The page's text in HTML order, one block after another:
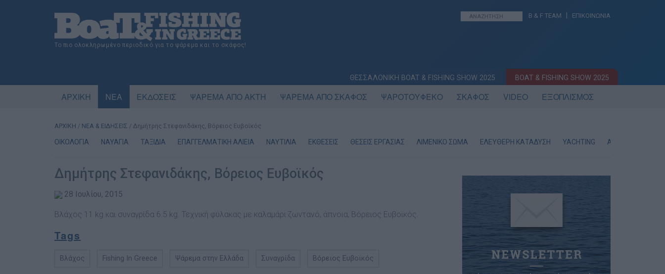
Το πιο ολοκληρωμένο περιοδικό για το ψάρεμα και το σκάφος!
B & F TEAM ΕΠΙΚΟΙΝΩΝΙΑ
ΘΕΣΣΑΛΟΝΙΚΗ BOAT & FISHING SHOW 2025 BOAT & FISHING SHOW 2025
ΑΡΧΙΚΗ ΝΕΑ ΕΚΔΟΣΕΙΣ ΨΑΡΕΜΑ ΑΠΟ ΑΚΤΗ ΨΑΡΕΜΑ ΑΠΟ ΣΚΑΦΟΣ ΨΑΡΟΤΟΥΦΕΚΟ ΣΚΑΦΟΣ VIDEO ΕΞΟΠΛΙΣΜΟΣ
ΑΡΧΙΚΗ / ΝΕΑ & ΕΙΔΗΣΕΙΣ / Δημήτρης Στεφανιδάκης, Βόρειος Ευβοϊκός
ΟΙΚΟΛΟΓΙΑ ΝΑΥΑΓΙΑ ΤΑΞΙΔΙΑ ΕΠΑΓΓΕΛΜΑΤΙΚΗ ΑΛΙΕΙΑ ΝΑΥΤΙΛΙΑ ΕΚΘΕΣΕΙΣ ΘΕΣΕΙΣ ΕΡΓΑΣΙΑΣ ΛΙΜΕΝΙΚΟ ΣΩΜΑ ΕΛΕΥΘΕΡΗ ΚΑΤΑΔΥΣΗ YACHTING AYTOKINHTA
Δημήτρης Στεφανιδάκης, Βόρειος Ευβοϊκός
28 Ιουλίου, 2015
Βλάχος 11 kg και συναγρίδα 6.5 kg. Τεχνική φύλακας µε καλαµάρι ζωντανό, άπνοια, Βόρειος Ευβοϊκός.
Tags
Βλάχος Fishing In Greece Ψάρεμα στην Ελλάδα Συναγρίδα Βόρειος Ευβοϊκός